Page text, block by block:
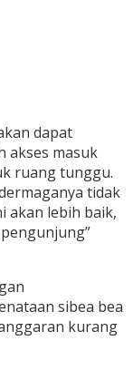
dapat
akses masuk
ruang tunggu.
tidak
akan lebih baik,
sibea bea
kurang